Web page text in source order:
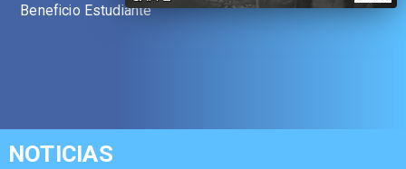
Beneficio Estudiante
NOTICIAS